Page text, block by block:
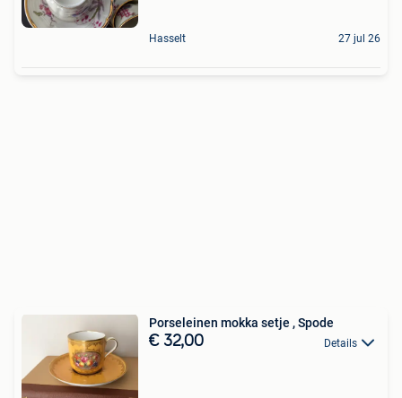
Hasselt 27 jul 26
Porseleinen mokka setje , Spode
€ 32,00 Details